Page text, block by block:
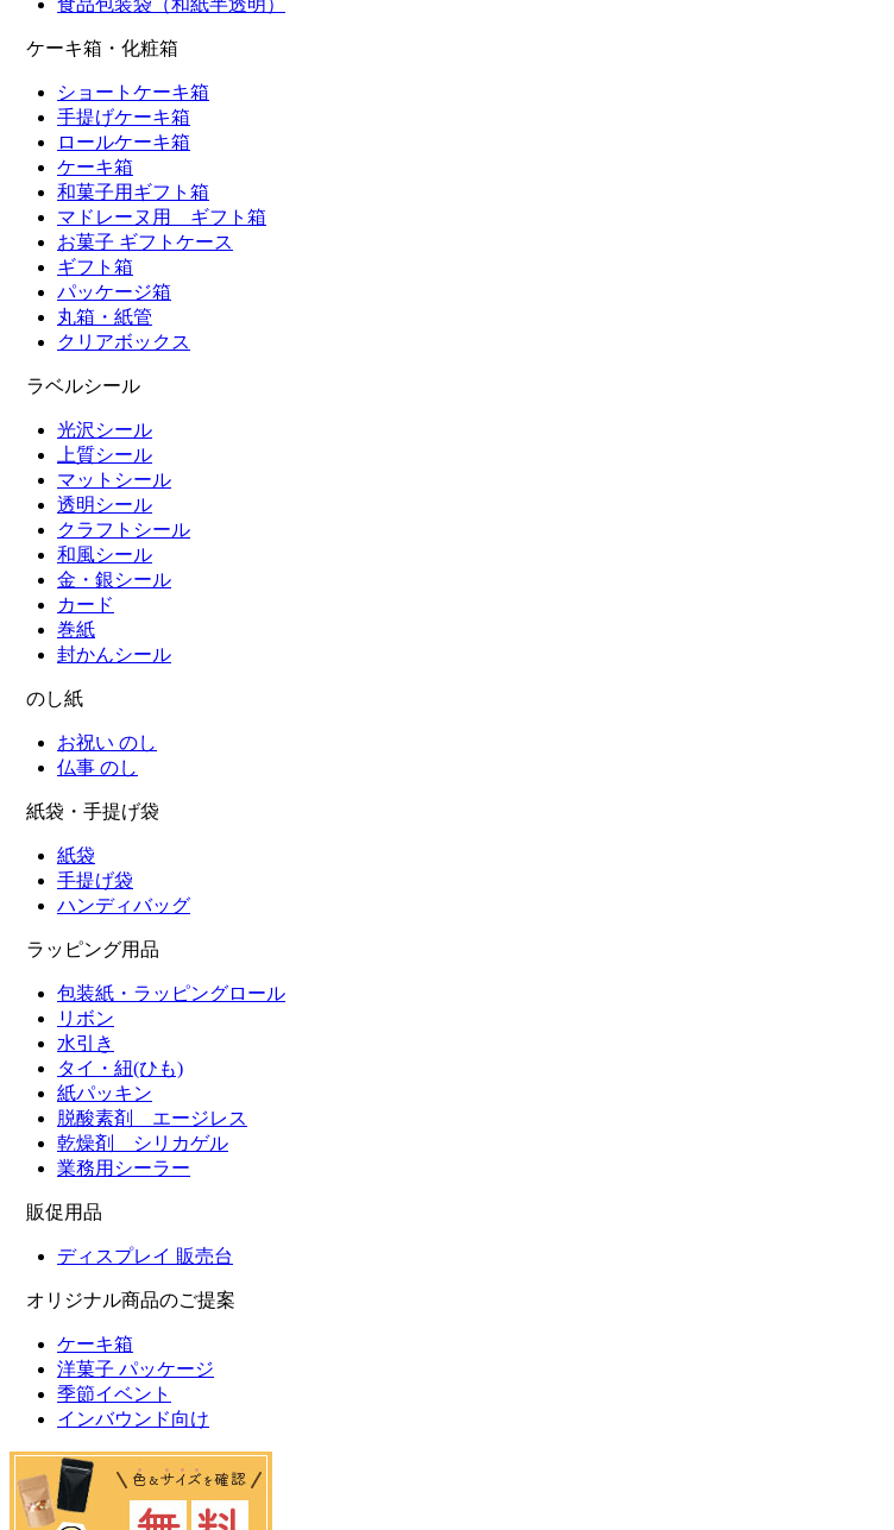
食品包装袋（和紙半透明）
ケーキ箱・化粧箱
ショートケーキ箱
手提げケーキ箱
ロールケーキ箱
ケーキ箱
和菓子用ギフト箱
マドレーヌ用 ギフト箱
お菓子 ギフトケース
ギフト箱
パッケージ箱
丸箱・紙管
クリアボックス
ラベルシール
光沢シール
上質シール
マットシール
透明シール
クラフトシール
和風シール
金・銀シール
カード
巻紙
封かんシール
のし紙
お祝い のし
仏事 のし
紙袋・手提げ袋
紙袋
手提げ袋
ハンディバッグ
ラッピング用品
包装紙・ラッピングロール
リボン
水引き
タイ・紐(ひも)
紙パッキン
脱酸素剤 エージレス
乾燥剤 シリカゲル
業務用シーラー
販促用品
ディスプレイ 販売台
オリジナル商品のご提案
ケーキ箱
洋菓子 パッケージ
季節イベント
インバウンド向け